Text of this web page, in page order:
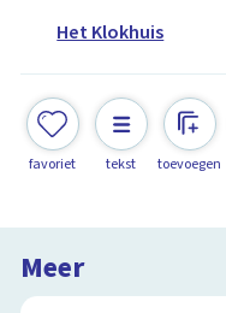
Het Klokhuis
favoriet tekst toevoegen
Meer